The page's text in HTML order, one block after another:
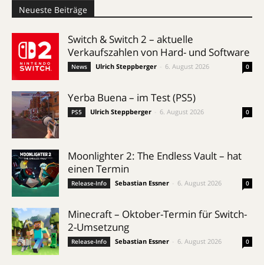
Neueste Beiträge
Switch & Switch 2 – aktuelle
Verkaufszahlen von Hard- und Software
News Ulrich Steppberger 6. August 2026 0
Yerba Buena – im Test (PS5)
PS5 Ulrich Steppberger 6. August 2026 0
Moonlighter 2: The Endless Vault – hat
einen Termin
Release-Info Sebastian Essner 6. August 2026 0
Minecraft – Oktober-Termin für Switch-
2-Umsetzung
Release-Info Sebastian Essner 6. August 2026 0